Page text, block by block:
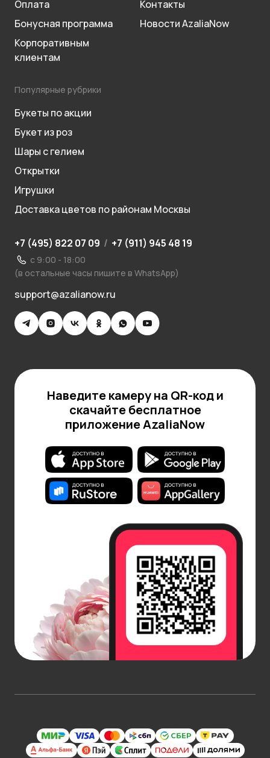
Оплата
Бонусная программа
Корпоративным
клиентам
Контакты
Новости AzaliaNow
Популярные рубрики
Букеты по акции
Букет из роз
Шары с гелием
Открытки
Игрушки
Доставка цветов по районам Москвы
+7 (495) 822 07 09 / +7 (911) 945 48 19
с 9:00 - 18:00
(в остальные часы пишите в WhatsApp)
support@azalianow.ru
Наведите камеру на QR-код и
скачайте бесплатное
приложение AzaliaNow